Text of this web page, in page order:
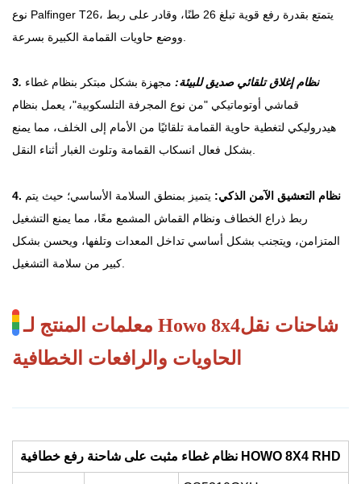
نوع Palfinger T26، يتمتع بقدرة رفع قوية تبلغ 26 طنًا، وقادر على ربط
ووضع حاويات القمامة الكبيرة بسرعة.
3. نظام إغلاق تلقائي صديق للبيئة: مجهزة بشكل مبتكر بنظام غطاء
قماشي أوتوماتيكي "من نوع المجرفة التلسكوبية"، يعمل بنظام
هيدروليكي لتغطية حاوية القمامة تلقائيًا من الأمام إلى الخلف، مما يمنع
بشكل فعال انسكاب القمامة وتلوث الغبار أثناء النقل.
4. نظام التعشيق الآمن الذكي: يتميز بمنطق السلامة الأساسي؛ حيث يتم
ربط ذراع الخطاف ونظام القماش المشمع معًا، مما يمنع التشغيل
المتزامن، ويتجنب بشكل أساسي تداخل المعدات وتلفها، ويحسن بشكل
كبير من سلامة التشغيل.
معلمات المنتج لـ Howo 8x4شاحنات نقل
الحاويات والرافعات الخطافية
نظام غطاء مثبت على شاحنة رفع خطافية HOWO 8X4 RHD